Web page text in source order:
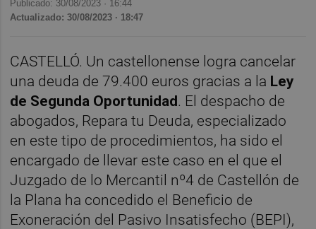
Publicado: 30/08/2023 · 16:44
Actualizado: 30/08/2023 · 18:47
CASTELLÓ. Un castellonense logra cancelar
una deuda de 79.400 euros gracias a la Ley
de Segunda Oportunidad. El despacho de
abogados, Repara tu Deuda, especializado
en este tipo de procedimientos, ha sido el
encargado de llevar este caso en el que el
Juzgado de lo Mercantil nº4 de Castellón de
la Plana ha concedido el Beneficio de
Exoneración del Pasivo Insatisfecho (BEPI),